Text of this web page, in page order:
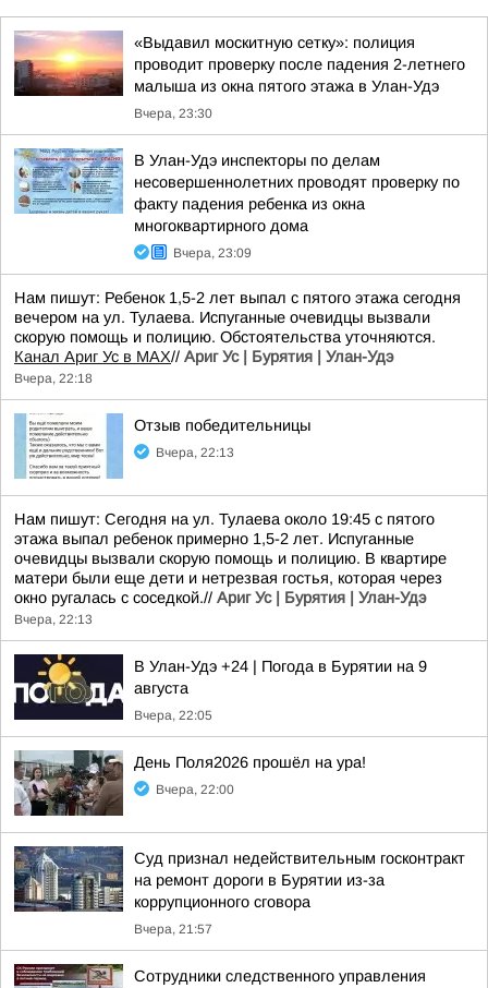
«Выдавил москитную сетку»: полиция
проводит проверку после падения 2-летнего
малыша из окна пятого этажа в Улан-Удэ
Вчера, 23:30
В Улан-Удэ инспекторы по делам
несовершеннолетних проводят проверку по
факту падения ребенка из окна
многоквартирного дома
Вчера, 23:09
Нам пишут: Ребенок 1,5-2 лет выпал с пятого этажа сегодня
вечером на ул. Тулаева. Испуганные очевидцы вызвали
скорую помощь и полицию. Обстоятельства уточняются.
Канал Ариг Ус в MAX// Ариг Ус | Бурятия | Улан-Удэ
Вчера, 22:18
Отзыв победительницы
Вчера, 22:13
Нам пишут: Сегодня на ул. Тулаева около 19:45 с пятого
этажа выпал ребенок примерно 1,5-2 лет. Испуганные
очевидцы вызвали скорую помощь и полицию. В квартире
матери были еще дети и нетрезвая гостья, которая через
окно ругалась с соседкой.// Ариг Ус | Бурятия | Улан-Удэ
Вчера, 22:13
В Улан-Удэ +24 | Погода в Бурятии на 9
августа
Вчера, 22:05
День Поля2026 прошёл на ура!
Вчера, 22:00
Суд признал недействительным госконтракт
на ремонт дороги в Бурятии из-за
коррупционного сговора
Вчера, 21:57
Сотрудники следственного управления